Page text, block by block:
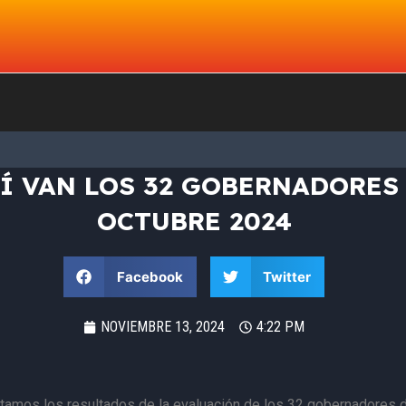
VAN LOS 32
OCTUBRE 2024
Facebook Twitter
NOVIEMBRE 13, 2024 4:22 PM